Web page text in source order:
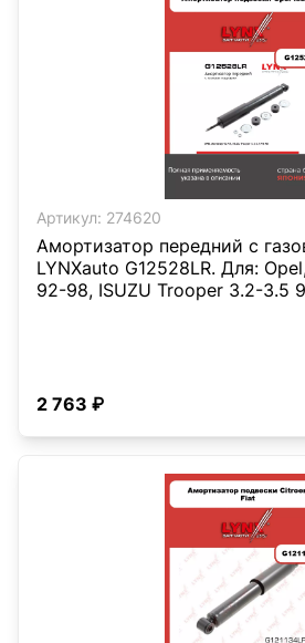
Артикул: 274620
Амортизатор передний с
LYNXauto G12528LR. Для:
92-98, ISUZU Trooper 3.2-3.5
2 763 ₽